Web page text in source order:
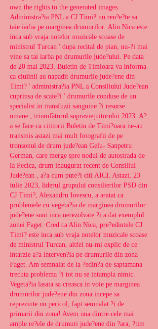
own the rights to the generated images.
Administra?ia PNL a CJ Timi? nu reu?e?te sa
taie iarba pe marginea drumurilor: Alin Nica este
inca sub vraja notelor muzicale scoase de
ministrul Turcan ' dupa recital de pian, nu-?i mai
vine sa tai iarba pe drumurile jude?ului. Pe data
de 20 mai 2023, Buletin de Timioara va informa
ca ciulinii au napadit drumurile jude?ene din
Timi? ' administra?ia PNL a Consiliului Jude?ean
cuprinsa de scaie?i ' drumurile conduse de un
specialist in transfuzii sanguine ?i resurse
umane., triumfătorul supraviețuitorului 2023. A?
a se face ca cititorii Buletin de Timi?oara ne-au
transmis astazi mai mult fotografii de pe
tronsonul de drum jude?ean Gelu- Sanpetru
German, care merge spre nodul de autostrada de
la Pecica, drum inaugurat recent de Consiliul
Jude?ean , a?a cum pute?i citi AICI. Astazi, 23
iulie 2023, liderul grupului consilierilor PSD din
CJ Timi?, Alexandru Iovescu, a aratat ca
problemele cu vegeta?ia de marginea drumurilor
jude?ene sunt inca nerezolvate ?i a dat exemplul
zonei Faget. Cred ca Alin Nica, pre?edintele CJ
Timi? este inca sub vraja notelor muzicale scoase
de ministrul Turcan, altfel nu-mi explic de ce
intarzie a?a interven?ia pe drumurile din zona
Faget. Am semnalat de la ?edin?a de saptamana
trecuta problema ?i tot nu se intampla nimic.
Vegeta?ia lasata sa creasca in voie pe marginea
drumurilor jude?ene din zona incepe sa
reprezinte un pericol, fapt semnalat ?i de
primarii din zona! Avem una dintre cele mai
ample re?ele de drumuri jude?ene din ?ara, ?tim